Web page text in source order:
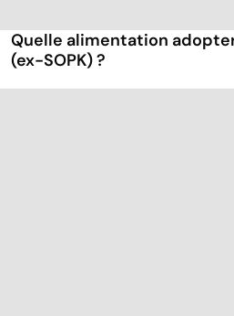
Quelle alimentation
(ex-SOPK) ?